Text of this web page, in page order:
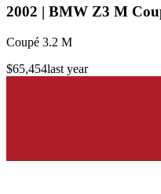
2002 | BMW Z3 M
Coupé 3.2 M
$65,454last year